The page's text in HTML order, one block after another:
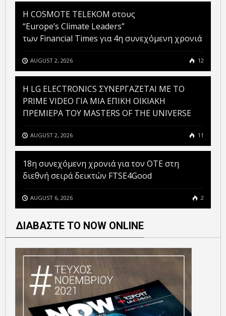
Η COSMOTE TELEKOM στους
“Europe’s Climate Leaders”
των Financial Times για 4η συνεχόμενη χρονιά
AUGUST 2, 2026 12
H LG ELECTRONICS ΣΥΝΕΡΓΑΖΕΤΑΙ ΜΕ ΤΟ
PRIME VIDEO ΓΙΑ ΜΙΑ ΕΠΙΚΗ ΟΙΚΙΑΚΗ
ΠΡΕΜΙΕΡΑ ΤΟΥ MASTERS OF THE UNIVERSE
AUGUST 2, 2026 11
18η συνεχόμενη χρονιά για τον ΟΤΕ στη
διεθνή σειρά δεικτών FTSE4Good
AUGUST 6, 2026 2
ΔΙΑΒΑΣΤΕ ΤΟ NOW ONLINE